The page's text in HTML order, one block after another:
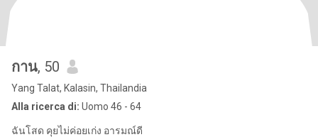
กาน, 50
Yang Talat, Kalasin, Thailandia
Alla ricerca di: Uomo 46 - 64
ฉันโสด คุยไม่ค่อยเก่ง อารมณ์ดี